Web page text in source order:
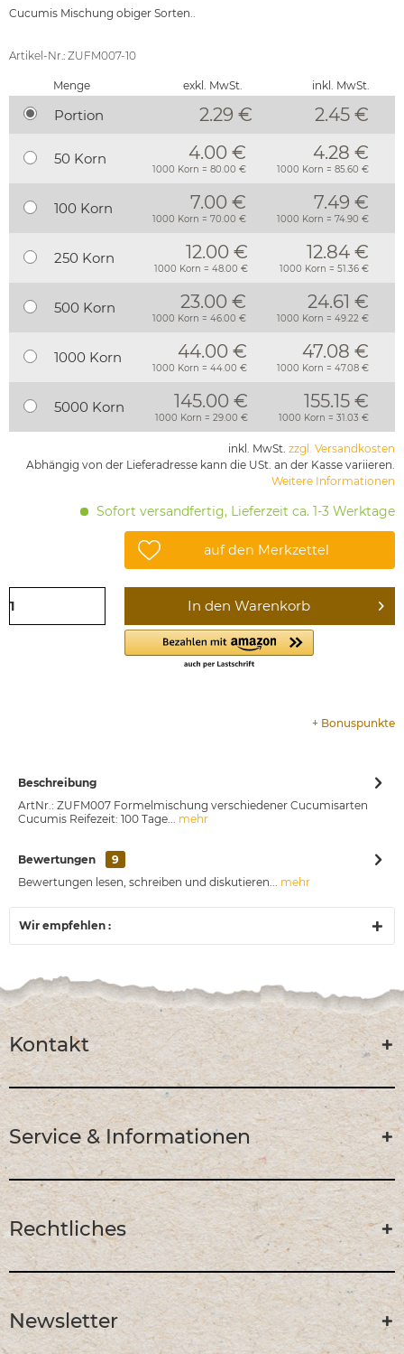
Cucumis Mischung obiger Sorten..
Artikel-Nr.: ZUFM007-10
Menge exkl. MwSt. inkl. MwSt.
Portion 2.29 € 2.45 €
50 Korn 4.00 €
1000 Korn = 80.00 €
4.28 €
1000 Korn = 85.60 €
100 Korn 7.00 €
1000 Korn = 70.00 €
7.49 €
1000 Korn = 74.90 €
250 Korn 12.00 €
1000 Korn = 48.00 €
12.84 €
1000 Korn = 51.36 €
500 Korn 23.00 €
1000 Korn = 46.00 €
24.61 €
1000 Korn = 49.22 €
1000 Korn 44.00 €
1000 Korn = 44.00 €
47.08 €
1000 Korn = 47.08 €
5000 Korn 145.00 €
1000 Korn = 29.00 €
155.15 €
1000 Korn = 31.03 €
inkl. MwSt. zzgl. Versandkosten
Abhängig von der Lieferadresse kann die USt. an der Kasse variieren.
Weitere Informationen
Sofort versandfertig, Lieferzeit ca. 1-3 Werktage
auf den Merkzettel
In den Warenkorb
+ Bonuspunkte
Beschreibung
ArtNr.: ZUFM007 Formelmischung verschiedener Cucumisarten
Cucumis Reifezeit: 100 Tage... mehr
Bewertungen
9
Bewertungen lesen, schreiben und diskutieren... mehr
Wir empfehlen :
Kontakt
Service & Informationen
Rechtliches
Newsletter